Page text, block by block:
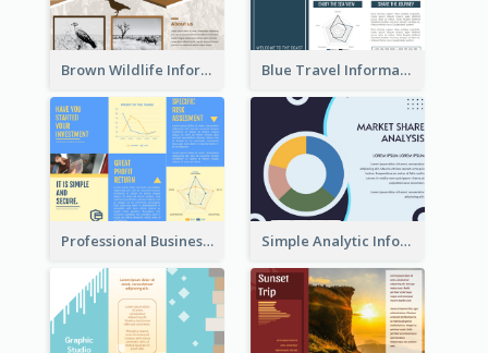
Brown Wildlife Informational Tri Fold Brochure Blue Travel Informational Tri Fold Brochure
Professional Business Informational Tri Fold Brochure Simple Analytic Informational Brochure